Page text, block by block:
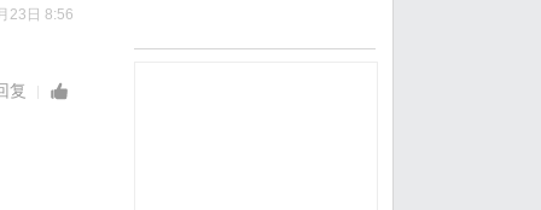
23日 8:56
复